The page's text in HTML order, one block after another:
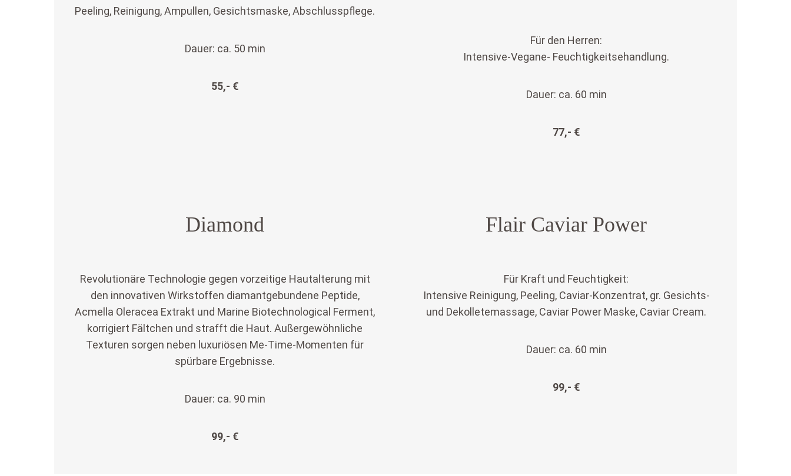
Peeling, Reinigung, Ampullen, Gesichtsmaske, Abschlusspflege.
Dauer: ca. 50 min
55,- €
Für den Herren:
Intensive-Vegane- Feuchtigkeitsehandlung.
Dauer: ca. 60 min
77,- €
Diamond
Revolutionäre Technologie gegen vorzeitige Hautalterung mit
den innovativen Wirkstoffen diamantgebundene Peptide,
Acmella Oleracea Extrakt und Marine Biotechnological Ferment,
korrigiert Fältchen und strafft die Haut. Außergewöhnliche
Texturen sorgen neben luxuriösen Me-Time-Momenten für
spürbare Ergebnisse.
Dauer: ca. 90 min
99,- €
Flair Caviar Power
Für Kraft und Feuchtigkeit:
Intensive Reinigung, Peeling, Caviar-Konzentrat, gr. Gesichts-
und Dekolletemassage, Caviar Power Maske, Caviar Cream.
Dauer: ca. 60 min
99,- €